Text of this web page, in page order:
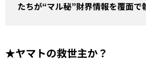
たちが“マル秘”財界情報を覆面で
★ヤマトの救世主か？